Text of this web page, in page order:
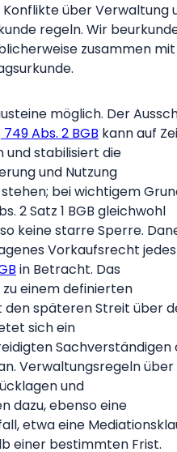
über Verwaltung
regeln. Wir
zusammen mit
möglich. Der
749 Abs. 2 BGB kann auf
stabilisiert die
und Nutzung
bei wichtigem
2 Satz 1 BGB gleichwohl
keine starre Sperre.
Vorkaufsrecht jedes
in Betracht. Das
einem definierten
späteren Streit über
sich ein
Sachverständigen
Verwaltungsregeln über
und
dazu, ebenso eine
etwa eine
einer bestimmten Frist.